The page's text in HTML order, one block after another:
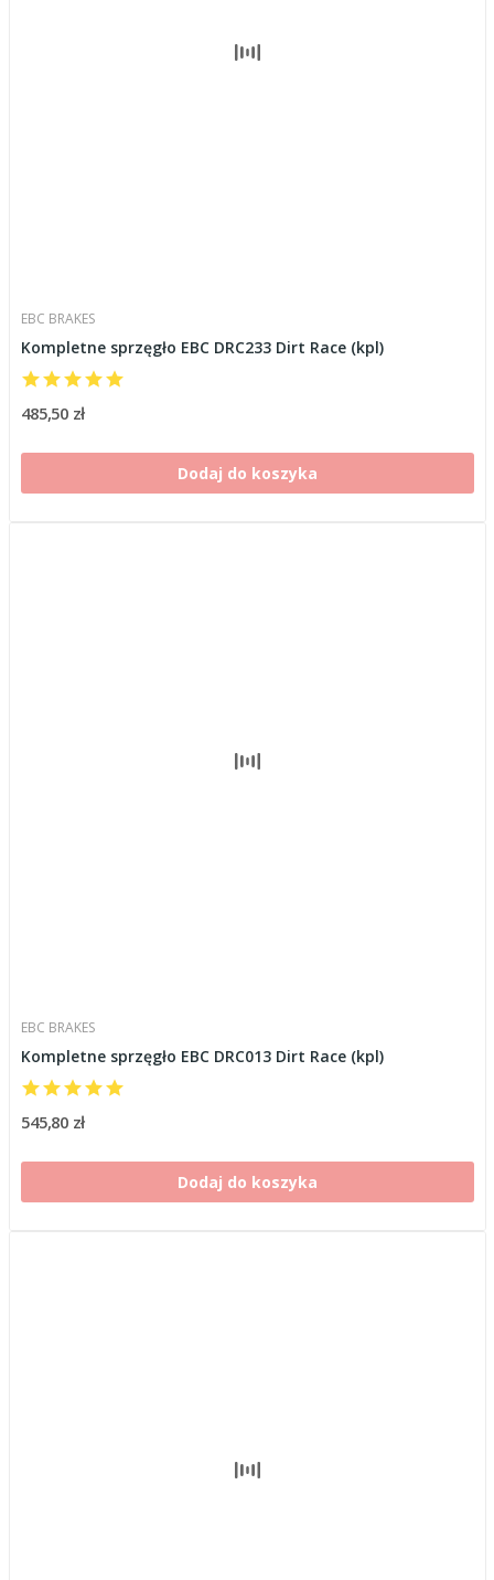
EBC BRAKES
Kompletne sprzęgło EBC DRC233 Dirt Race (kpl)
485,50 zł
Dodaj do koszyka
EBC BRAKES
Kompletne sprzęgło EBC DRC013 Dirt Race (kpl)
545,80 zł
Dodaj do koszyka